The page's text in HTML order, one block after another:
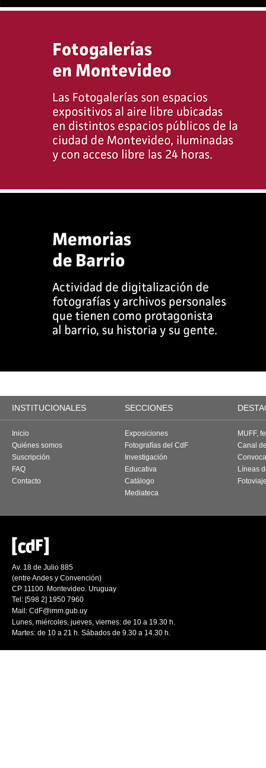
INSTITUCIONALES SECCIONES
Inicio
Quiénes somos
Suscripción
FAQ
Contacto
Exposiciones
Fotografías del CdF
Investigación
Educativa
Catálogo
Mediateca
MUFF,
Canal
Líneas
Av. 18 de Julio 885
(entre Andes y Convención)
CP 11100. Montevideo. Uruguay
Tel: [598 2] 1950 7960
Mail: CdF@imm.gub.uy
Lunes, miércoles, jueves, viernes: de 10 a 19.30 h.
Martes: de 10 a 21 h. Sábados de 9.30 a 14.30 h.